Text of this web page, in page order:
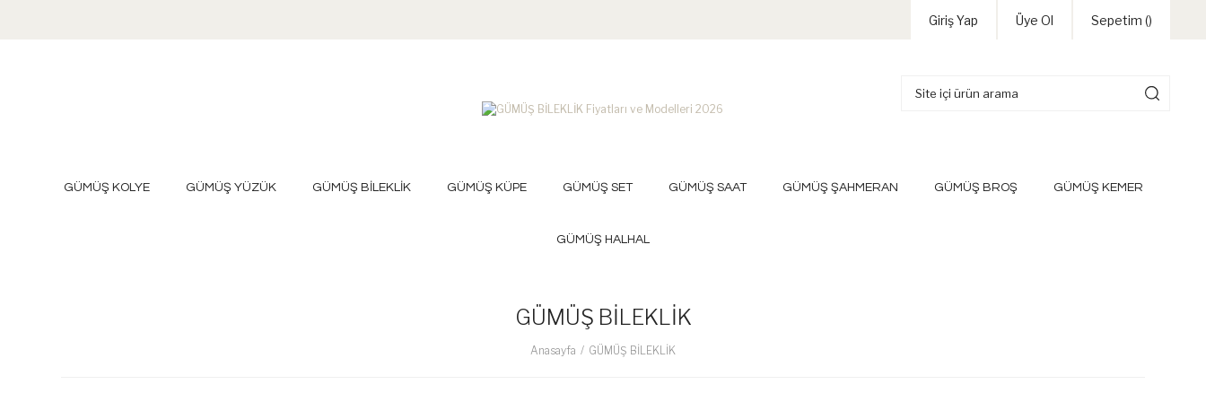
Giriş Yap Üye Ol Sepetim ()
GÜMÜŞ KOLYE GÜMÜŞ YÜZÜK GÜMÜŞ BİLEKLİK GÜMÜŞ KÜPE GÜMÜŞ SET GÜMÜŞ SAAT GÜMÜŞ ŞAHMERAN GÜMÜŞ BROŞ GÜMÜŞ KEMER
GÜMÜŞ HALHAL
GÜMÜŞ BİLEKLİK
Anasayfa GÜMÜŞ BİLEKLİK